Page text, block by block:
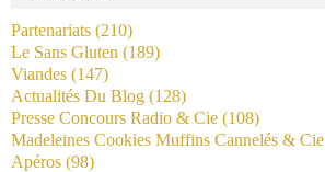
Partenariats (210)
Le Sans Gluten (189)
Viandes (147)
Actualités Du Blog (128)
Presse Concours Radio & Cie (108)
Madeleines Cookies Muffins Cannelés & Cie
Apéros (98)